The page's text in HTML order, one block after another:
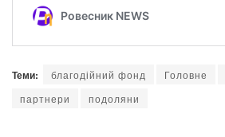
Теми: благодійний фонд Головне
партнери
подоляни